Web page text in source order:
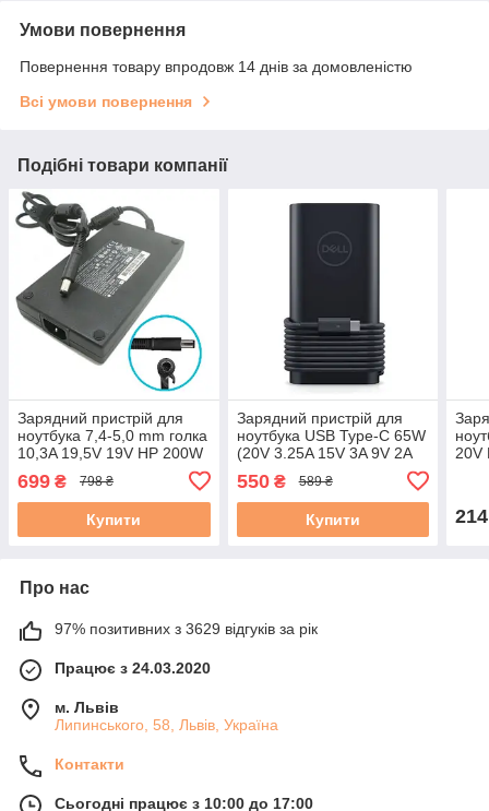
Умови повернення
Повернення товару впродовж 14 днів за домовленістю
Всі умови повернення
Подібні товари компанії
Зарядний пристрій для
ноутбука 7,4-5,0 mm голка
10,3A 19,5V 19V HP 200W
699 ₴ 798 ₴
Купити
Зарядний пристрій для
ноутбука USB Type-C 65W
(20V 3.25A 15V 3A 9V 2A
Оригінал Б/В
550₴ 589 ₴
Купити
20V
214
Про нас
97% позитивних з 3629 відгуків за рік
Працює з 24.03.2020
м. Львів
Липинського, 58, Львів, Україна
Контакти
Сьогодні працює з 10:00 до 17:00